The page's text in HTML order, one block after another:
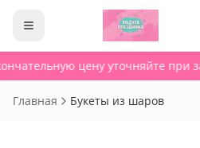
цену уточняйте при
Главная Букеты из шаров